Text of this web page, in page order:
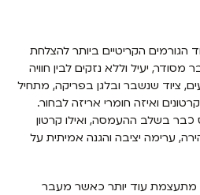
הגורמים הקריטיים ביותר להצלחת
יעיל וללא נזקים לבין חוויה
ציוד שנשבר ובלגן בפריקה, מתחיל
ואיזה חומרי אריזה לבחור.
כבר בשלב ההעמסה, ואילו קרטון
ערימה יציבה והגנה אמיתית על
מתעצמת עוד יותר כאשר מעבר